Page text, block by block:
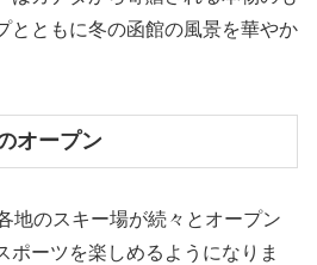
とともに冬の函館の風景を華やか
オープン
地のスキー場が続々とオープン
ポーツを楽しめるようになりま